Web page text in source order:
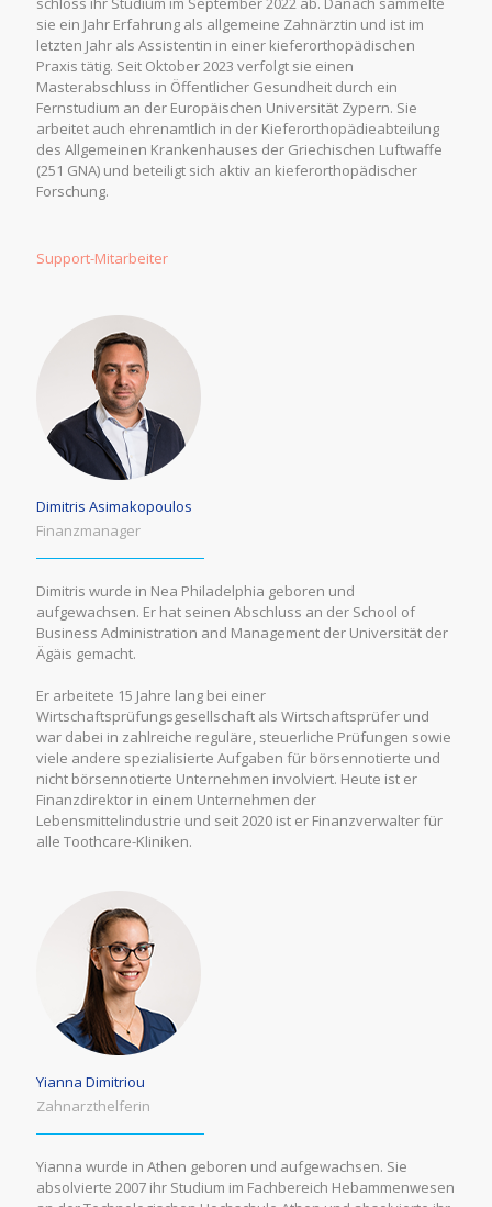
sie ein Jahr Erfahrung als allgemeine Zahnärztin und ist im
letzten Jahr als Assistentin in einer kieferorthopädischen
Praxis tätig. Seit Oktober 2023 verfolgt sie einen
Masterabschluss in Öffentlicher Gesundheit durch ein
Fernstudium an der Europäischen Universität Zypern. Sie
arbeitet auch ehrenamtlich in der Kieferorthopädieabteilung
des Allgemeinen Krankenhauses der Griechischen Luftwaffe
(251 GNA) und beteiligt sich aktiv an kieferorthopädischer
Forschung.
Support-Mitarbeiter
Dimitris Asimakopoulos
Finanzmanager
Dimitris wurde in Nea Philadelphia geboren und
aufgewachsen. Er hat seinen Abschluss an der School of
Business Administration and Management der Universität der
Ägäis gemacht.
Er arbeitete 15 Jahre lang bei einer
Wirtschaftsprüfungsgesellschaft als Wirtschaftsprüfer und
war dabei in zahlreiche reguläre, steuerliche Prüfungen sowie
viele andere spezialisierte Aufgaben für börsennotierte und
nicht börsennotierte Unternehmen involviert. Heute ist er
Finanzdirektor in einem Unternehmen der
Lebensmittelindustrie und seit 2020 ist er Finanzverwalter für
alle Toothcare-Kliniken.
Yianna Dimitriou
Zahnarzthelferin
Yianna wurde in Athen geboren und aufgewachsen. Sie
absolvierte 2007 ihr Studium im Fachbereich Hebammenwesen